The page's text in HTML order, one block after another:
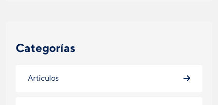
Categorías
Articulos